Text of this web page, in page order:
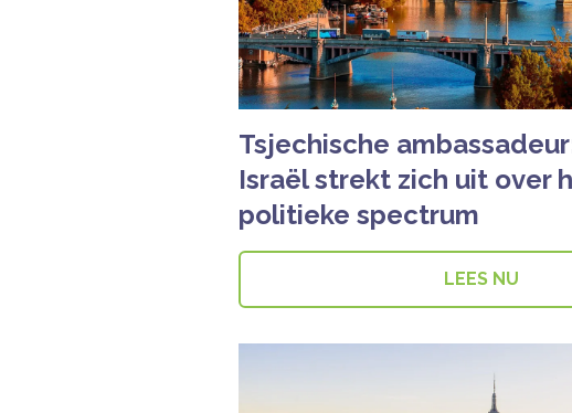
Tsjechische
Israël strekt zich uit over
politieke spectrum
LEES NU